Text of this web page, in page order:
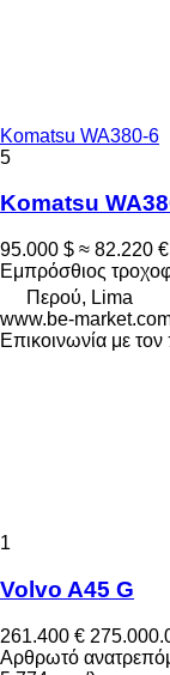
Komatsu WA380-6
5
Komatsu
95.000 $ ≈ 82.220 €
Εμπρόσθιος
Περού, Lima
www.be-
Επικοινωνία με
1
Volvo A45 G
261.400 €
Αρθρωτό